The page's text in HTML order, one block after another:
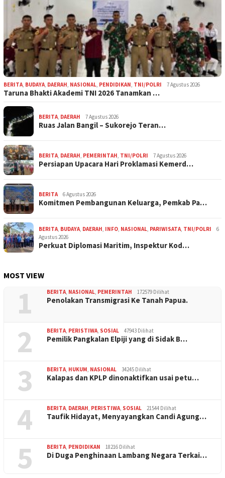
BERITA BUDAYA DAERAH NASIONAL PENDIDIKAN TNI/POLRI 7 Agustus 2026
Taruna Bhakti Akademi TNI 2026 Tanamkan …
BERITA DAERAH 7 Agustus 2026
Ruas Jalan Bangil – Sukorejo Teran…
BERITA DAERAH PEMERINTAH TNI/POLRI 7 Agustus 2026
Persiapan Upacara Hari Proklamasi Kemerd…
BERITA 6 Agustus 2026
Komitmen Pembangunan Keluarga, Pemkab Pa…
BERITA BUDAYA DAERAH INFO NASIONAL PARIWISATA TNI/POLRI
6
Agustus 2026
Perkuat Diplomasi Maritim, Inspektur Kod…
MOST VIEW
1 BERITA NASIONAL PEMERINTAH 172579 Dilihat
Penolakan Transmigrasi Ke Tanah Papua.
2 BERITA PERISTIWA SOSIAL 47943 Dilihat
Pemilik Pangkalan Elpiji yang di Sidak B…
3 BERITA HUKUM NASIONAL 34245 Dilihat
Kalapas dan KPLP dinonaktifkan usai petu…
4 BERITA DAERAH PERISTIWA SOSIAL 21544 Dilihat
Taufik Hidayat, Menyayangkan Candi Agung…
5 BERITA PENDIDIKAN 18216 Dilihat
Di Duga Penghinaan Lambang Negara Terkai…